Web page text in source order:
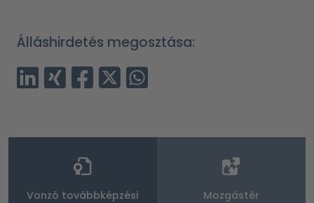
Álláshirdetés megosztása:
Vonzó továbbképzési
Mozgástér